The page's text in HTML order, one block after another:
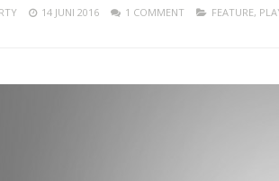
14 JUNI 2016 1 COMMENT FEATURE,